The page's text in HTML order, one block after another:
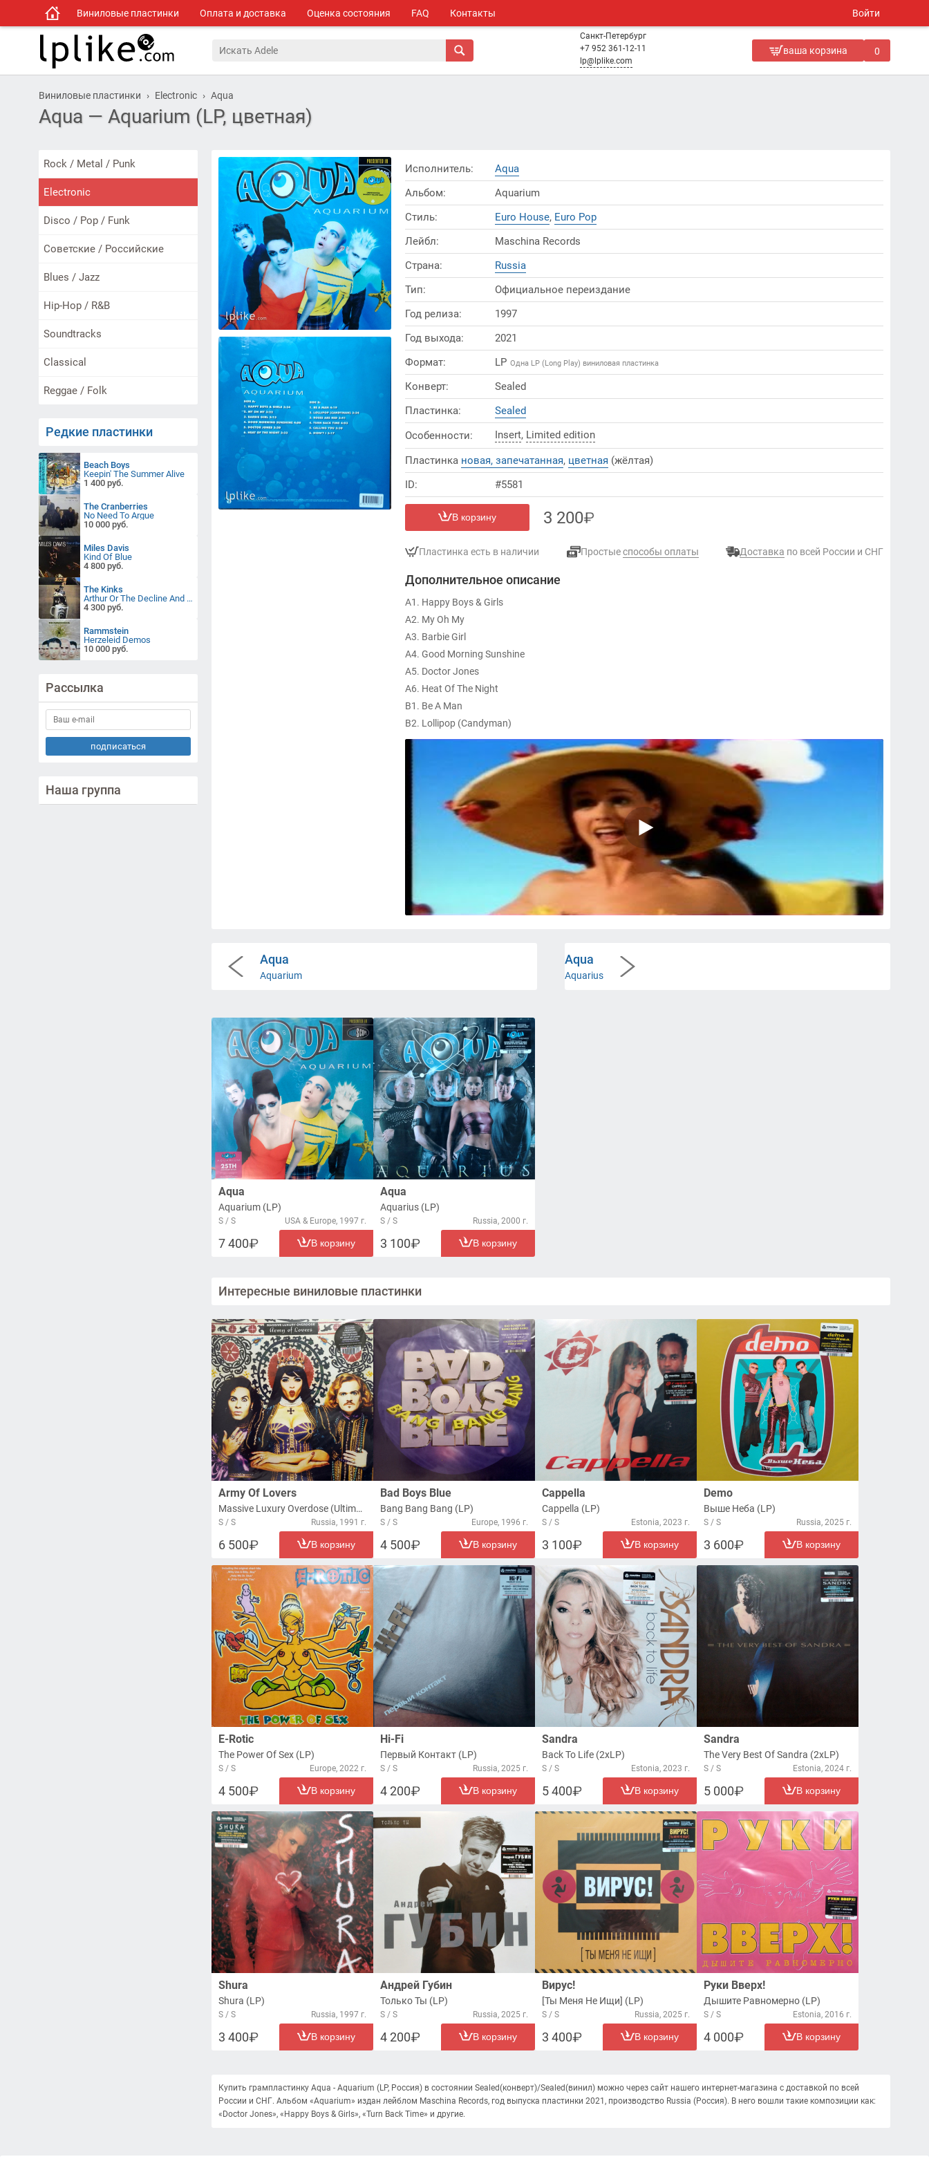
Виниловые пластинки Оплата и доставка Оценка состояния FAQ Контакты Войти
Санкт-Петербург
+7 952 361-12-11
lp@lplike.com
ваша корзина 0
Виниловые пластинки Electronic Aqua
Aqua — Aquarium (LP, цветная)
Rock / Metal / Punk
Electronic
Disco / Pop / Funk
Советские / Российские
Blues / Jazz
Hip-Hop / R&B
Soundtracks
Classical
Reggae / Folk
Редкие пластинки
Beach Boys
Keepin' The Summer Alive
1 400 руб.
The Cranberries
No Need To Argue
10 000 руб.
Miles Davis
Kind Of Blue
4 800 руб.
The Kinks
Arthur Or The Decline And Fall Of The British Empire
4 300 руб.
Rammstein
Herzeleid Demos
10 000 руб.
Рассылка
подписаться
Наша группа
Исполнитель:
Aqua
Альбом:
Aquarium
Стиль:
Euro House, Euro Pop
Лейбл:
Maschina Records
Страна:
Russia
Тип:
Официальное переиздание
Год релиза:
1997
Год выхода:
2021
Формат:
LP Одна LP (Long Play) виниловая пластинка
Конверт:
Sealed
Пластинка:
Sealed
Особенности:
Insert, Limited edition
Пластинка новая, запечатанная, цветная (жёлтая)
ID:
#5581
В корзину 3 200
Пластинка есть в наличии Простыеспособы оплаты Доставка по всей России и СНГ
Дополнительное описание
A1. Happy Boys & Girls
A2. My Oh My
A3. Barbie Girl
A4. Good Morning Sunshine
A5. Doctor Jones
A6. Heat Of The Night
B1. Be A Man
B2. Lollipop (Candyman)
B3. Roses Are Red
B5. Calling You
Aqua
Aquarium
Aqua
Aquarius
Aqua
Aquarium (LP)
S / S USA & Europe, 1997 г.
7 400 В корзину
Aqua
Aquarius (LP)
S / S Russia, 2000 г.
3 100 В корзину
Интересные виниловые пластинки
Army Of Lovers
Massive Luxury Overdose (Ultimate Edition) (2xLP)
S / S Russia, 1991 г.
6 500 В корзину
Bad Boys Blue
Bang Bang Bang (LP)
S / S Europe, 1996 г.
4 500 В корзину
Cappella
Cappella (LP)
S / S Estonia, 2023 г.
3 100 В корзину
Demo
Выше Неба (LP)
S / S Russia, 2025 г.
3 600 В корзину
E-Rotic
The Power Of Sex (LP)
S / S Europe, 2022 г.
4 500 В корзину
Hi-Fi
Первый Контакт (LP)
S / S Russia, 2025 г.
4 200 В корзину
Sandra
Back To Life (2xLP)
S / S Estonia, 2023 г.
5 400 В корзину
Sandra
The Very Best Of Sandra (2xLP)
S / S Estonia, 2024 г.
5 000 В корзину
Shura
Shura (LP)
S / S Russia, 1997 г.
3 400 В корзину
Андрей Губин
Только Ты (LP)
S / S Russia, 2025 г.
4 200 В корзину
Вирус!
[Ты Меня Не Ищи] (LP)
S / S Russia, 2025 г.
3 400 В корзину
Руки Вверх!
Дышите Равномерно (LP)
S / S Estonia, 2016 г.
4 000 В корзину
Купить грампластинку Aqua - Aquarium (LP, Россия) в состоянии Sealed(конверт)/Sealed(винил) можно через сайт нашего интернет-магазина с доставкой по всей
России и СНГ. Альбом «Aquarium» издан лейблом Maschina Records, год выпуска пластинки 2021, производство Russia (Россия). В него вошли такие композиции как:
«Doctor Jones», «Happy Boys & Girls», «Turn Back Time» и другие.